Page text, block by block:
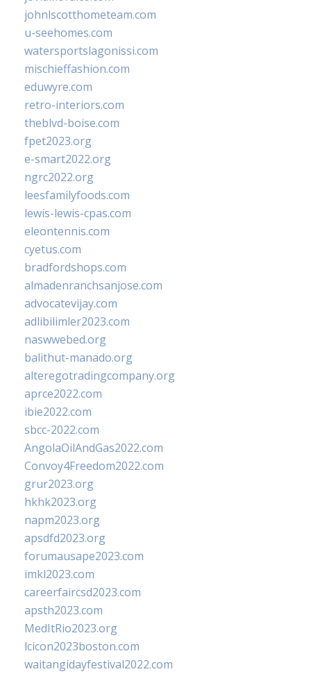
johnlscotthometeam.com
u-seehomes.com
watersportslagonissi.com
mischieffashion.com
eduwyre.com
retro-interiors.com
theblvd-boise.com
fpet2023.org
e-smart2022.org
ngrc2022.org
leesfamilyfoods.com
lewis-lewis-cpas.com
eleontennis.com
cyetus.com
bradfordshops.com
almadenranchsanjose.com
advocatevijay.com
adlibilimler2023.com
naswwebed.org
balithut-manado.org
alteregotradingcompany.org
aprce2022.com
ibie2022.com
sbcc-2022.com
AngolaOilAndGas2022.com
Convoy4Freedom2022.com
grur2023.org
hkhk2023.org
napm2023.org
apsdfd2023.org
forumausape2023.com
imkl2023.com
careerfaircsd2023.com
apsth2023.com
MedItRio2023.org
lcicon2023boston.com
waitangidayfestival2022.com